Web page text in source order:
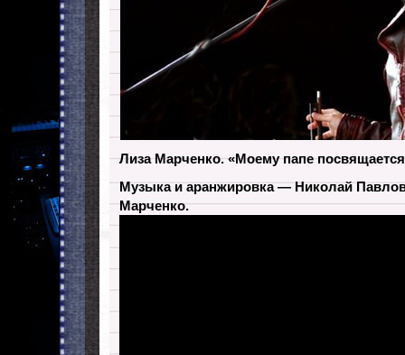
Лиза Марченко. «Моему папе
Музыка и аранжировка — Николай
Марченко.